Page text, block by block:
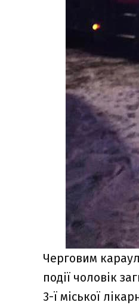
Черговим
події чоловік
3-ї міської